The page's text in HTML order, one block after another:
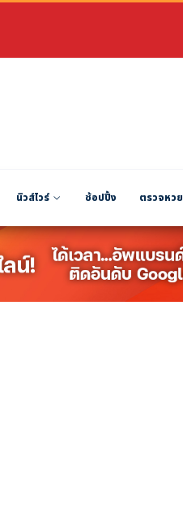
นิวส์ไวร์ ช้อปปิ้ง ตรวจหวย